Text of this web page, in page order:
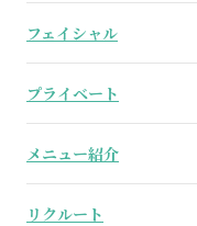
フェイシャル
プライベート
メニュー紹介
リクルート